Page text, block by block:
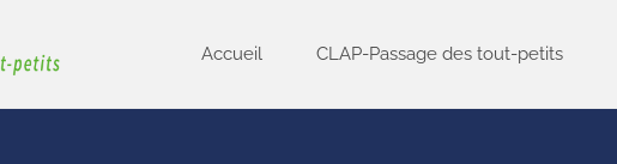
Accueil CLAP-Passage des tout-petits